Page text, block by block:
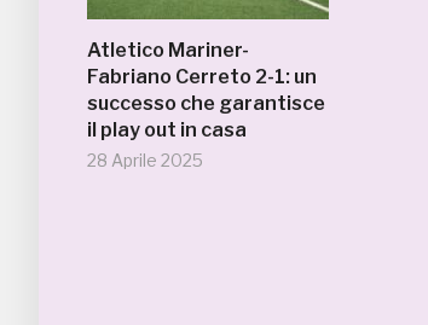
Atletico Mariner-
Fabriano Cerreto 2-1: un
successo che garantisce
il play out in casa
28 Aprile 2025